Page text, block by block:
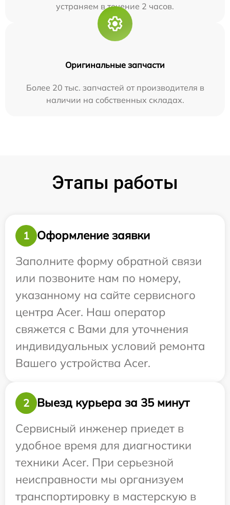
устраняем в течение 2 часов.
Оригинальные запчасти
Более 20 тыс. запчастей от производителя в
наличии на собственных складах.
Этапы работы
1
Оформление заявки
Заполните форму обратной связи
или позвоните нам по номеру,
указанному на сайте сервисного
центра Acer. Наш оператор
свяжется с Вами для уточнения
индивидуальных условий ремонта
Вашего устройства Acer.
2
Выезд курьера за 35 минут
Сервисный инженер приедет в
удобное время для диагностики
техники Acer. При серьезной
неисправности мы организуем
транспортировку в мастерскую в